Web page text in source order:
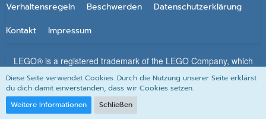
Verhaltensregeln Beschwerden
Datenschutzerklärung
Kontakt
Impressum
LEGO® is a registered trademark of the LEGO Company, which
does not sponsor, authorize or endorse this site. All other
trademarks, service marks, and copyrights are property of their
respective owners.
Diese Seite verwendet Cookies. Durch die Nutzung unserer Seite erklärst
du dich damit einverstanden, dass wir Cookies setzen.
Weitere Informationen
Schließen